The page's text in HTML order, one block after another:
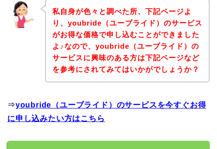
私自身が色々と調べた所、下記ページよ
り、youbride（ユーブライド）のサービス
がお得な価格で申し込むことができました
よ♪なので、youbride（ユーブライド）の
サービスに興味のある方は下記ページなど
を参考にされてみてはいかがでしょうか？
⇒youbride（ユーブライド）のサービスを今すぐお得
に申し込みたい方はこちら